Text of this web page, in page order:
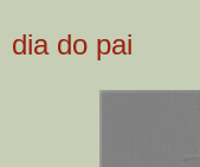
dia do pai